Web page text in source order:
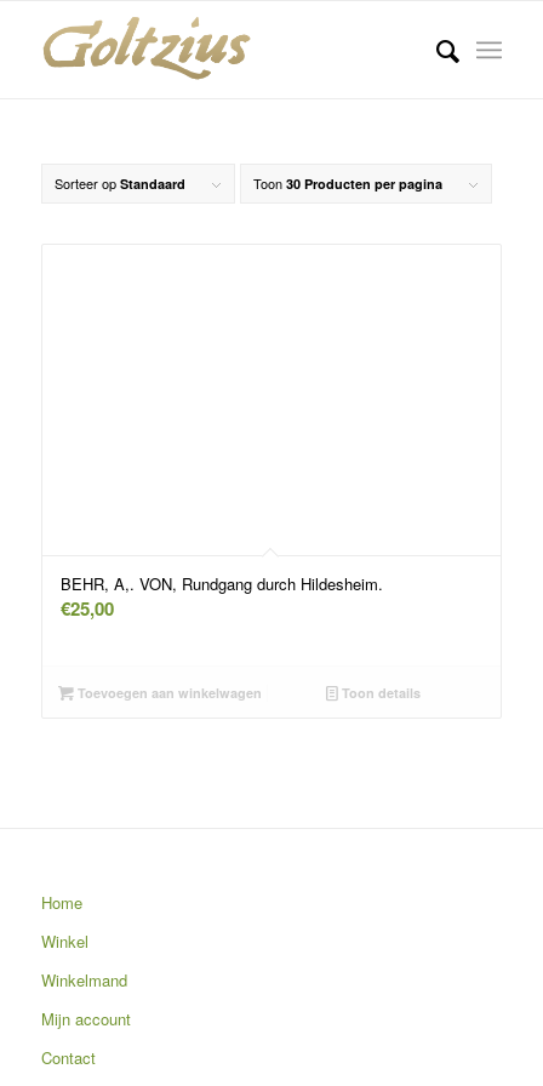
Sorteer op Standaard Toon 30 Producten per pagina
BEHR, A,. VON, Rundgang durch Hildesheim.
€25,00
Toevoegen aan winkelwagen Toon details
Home
Winkel
Winkelmand
Mijn account
Contact